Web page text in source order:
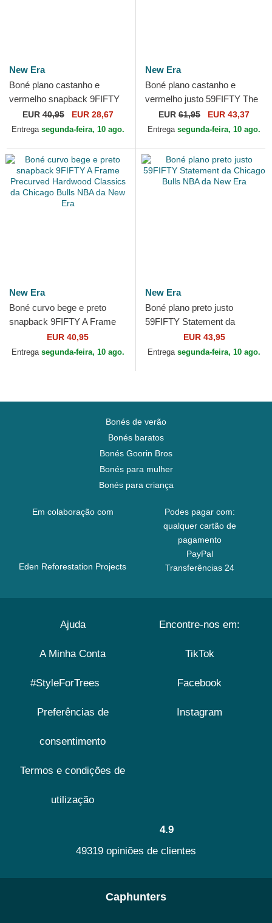
New Era
Boné plano castanho e
vermelho snapback 9FIFTY
Draft 2024 da Chicago Bulls
NBA da New Era
EUR40,95 EUR 28,67
Entrega segunda-feira, 10 ago.
New Era
Boné plano castanho e
vermelho justo 59FIFTY The
Elements Fire Pin da Miami
Heat NBA da New Era
EUR 61,95 EUR 43,37
Entrega segunda-feira, 10 ago.
New Era
Boné curvo bege e preto
snapback 9FIFTY A Frame
Precurved Hardwood
Classics da Chicago Bulls
EUR 40,95
Entrega segunda-feira, 10 ago.
New Era
Boné plano preto justo
59FIFTY Statement da
Chicago Bulls NBA da New
Era
EUR 43,95
Entrega segunda-feira, 10 ago.
Bonés de verão
Bonés baratos
Bonés Goorin Bros
Bonés para mulher
Bonés para criança
Em colaboração com
Eden Reforestation Projects
Podes pagar com:
qualquer cartão de
pagamento
PayPal
Transferências 24
Ajuda
A Minha Conta
#StyleForTrees
Preferências de
consentimento
Termos e condições de
utilização
Encontre-nos em:
TikTok
Facebook
Instagram
4.9
49319 opiniões de clientes
Caphunters